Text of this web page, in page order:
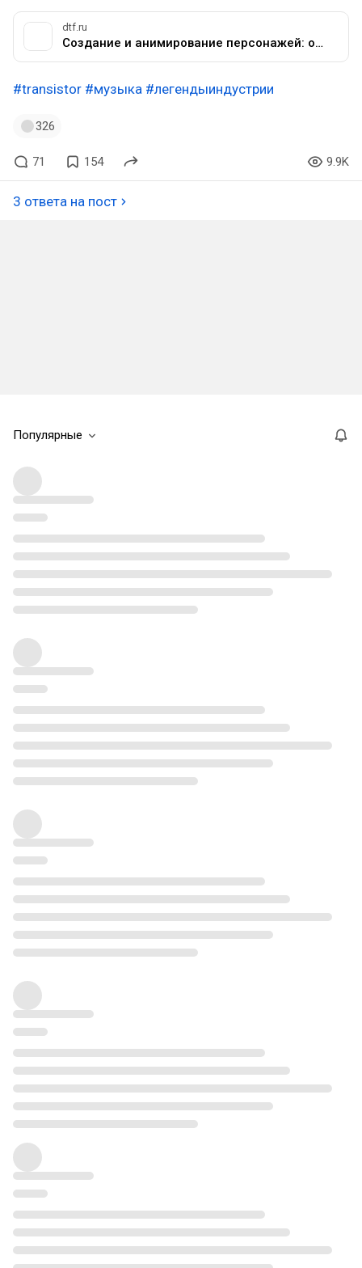
dtf.ru
Создание и анимирование персонажей: опыт разработчика Transistor и Pyre
#transistor #музыка #легендыиндустрии
326
71 154 9.9K
3 ответа на пост
Популярные